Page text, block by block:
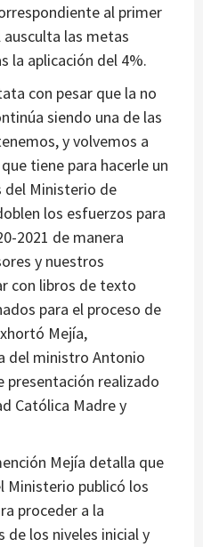
al primer
las metas
la aplicación del 4%.
con pesar que la no
siendo una de las
y volvemos a
tiene para hacerle un
del Ministerio de
los esfuerzos para
2021 de manera
y nuestros
con libros de texto
para el proceso de
Mejía,
del ministro Antonio
presentación realizado
Católica Madre y
Mejía detalla que
Ministerio publicó los
proceder a la
los niveles inicial y